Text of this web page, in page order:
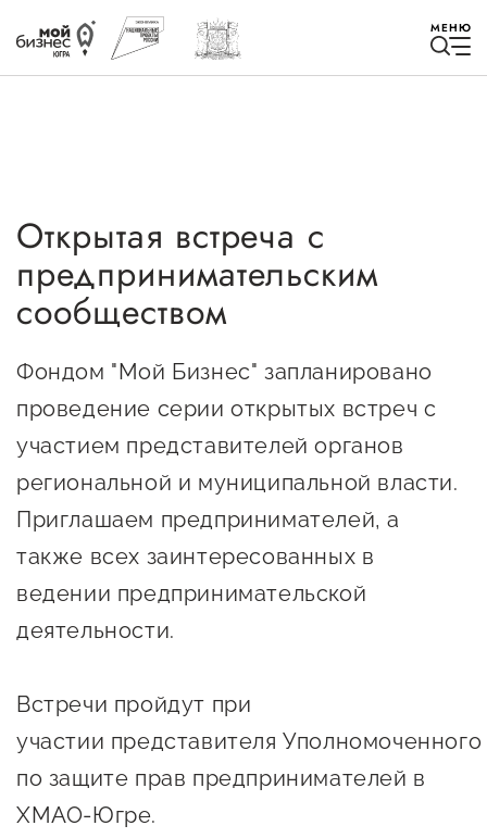
МЕНЮ
Избранное
Быть в курсе
Истории успеха
Мероприятия
Новости
Онлайн-витрина продукции
Социальные сети "Мой
Бизнес Югра"
Меры поддержки
Навигатор по мерам
Имущественная поддержка
Консультационная поддержка
Открытая встреча с
предпринимательским
сообществом
Фондом "Мой Бизнес" запланировано
проведение серии открытых встреч с
участием представителей органов
региональной и муниципальной власти.
Приглашаем предпринимателей, а
также всех заинтересованных в
ведении предпринимательской
деятельности.
Встречи пройдут при
участии представителя Уполномоченного
по защите прав предпринимателей в
ХМАО-Югре.